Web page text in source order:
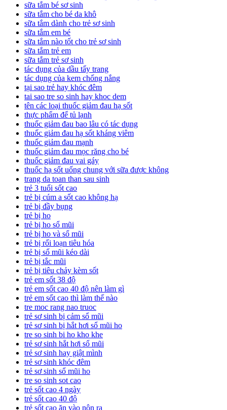
sữa tắm bé sơ sinh
sữa tắm cho bé da khô
sữa tắm dành cho trẻ sơ sinh
sữa tắm em bé
sữa tắm nào tốt cho trẻ sơ sinh
sữa tắm trẻ em
sữa tắm trẻ sơ sinh
tác dụng của dầu tẩy trang
tác dụng của kem chống nắng
tại sao trẻ hay khóc đêm
tai sao tre so sinh hay khoc dem
tên các loại thuốc giảm đau hạ sốt
thực phẩm để tủ lạnh
thuốc giảm đau bao lâu có tác dụng
thuốc giảm đau hạ sốt kháng viêm
thuốc giảm đau mạnh
thuốc giảm đau mọc răng cho bé
thuốc giảm đau vai gáy
thuốc hạ sốt uống chung với sữa được không
trang da toan than sau sinh
trẻ 3 tuổi sốt cao
trẻ bị cúm a sốt cao không hạ
trẻ bị đầy bụng
trẻ bị ho
trẻ bị ho sổ mũi
trẻ bị ho và sổ mũi
trẻ bị rối loạn tiêu hóa
trẻ bị sổ mũi kéo dài
trẻ bị tắc mũi
trẻ bị tiêu chảy kèm sốt
trẻ em sốt 38 độ
trẻ em sốt cao 40 độ nên làm gì
trẻ em sốt cao thì làm thế nào
tre moc rang nao truoc
trẻ sơ sinh bị cảm sổ mũi
trẻ sơ sinh bị hắt hơi sổ mũi ho
tre so sinh bi ho kho khe
trẻ sơ sinh hắt hơi sổ mũi
trẻ sơ sinh hay giật mình
trẻ sơ sinh khóc đêm
trẻ sơ sinh sổ mũi ho
tre so sinh sot cao
trẻ sốt cao 4 ngày
trẻ sốt cao 40 độ
trẻ sốt cao ăn vào nôn ra